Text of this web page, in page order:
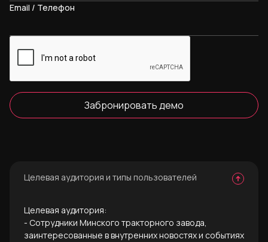
Email / Телефон
Забронировать демо
Целевая аудитория и типы пользователей
Целевая аудитория:
- Сотрудники Минского тракторного завода,
заинтересованные в внутренних новостях и событиях